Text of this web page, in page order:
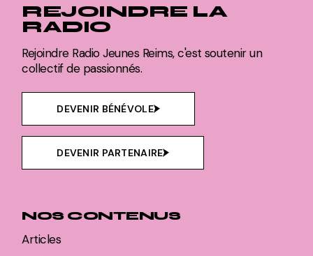
REJOINDRE LA
RADIO
Rejoindre Radio Jeunes Reims, c'est soutenir un
collectif de passionnés.
DEVENIR BÉNÉVOLE
DEVENIR PARTENAIRE
NOS CONTENUS
Articles